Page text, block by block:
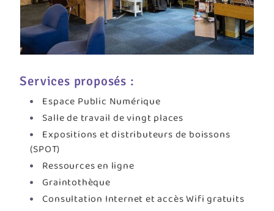
Services proposés :
Espace Public Numérique
Salle de travail de vingt places
Expositions et distributeurs de boissons
(SPOT)
Ressources en ligne
Graintothèque
Consultation Internet et accès Wifi gratuits